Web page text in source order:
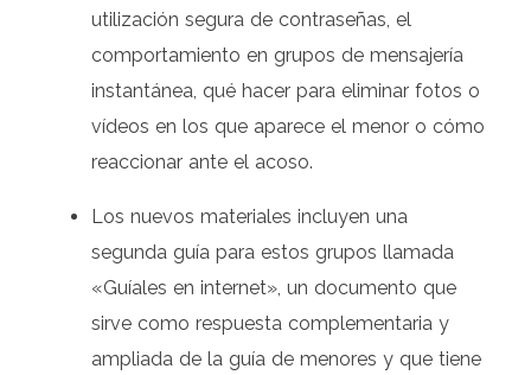
utilización segura de contraseñas, el
comportamiento en grupos de mensajería
instantánea, qué hacer para eliminar fotos o
vídeos en los que aparece el menor o cómo
reaccionar ante el acoso.
Los nuevos materiales incluyen una
segunda guía para estos grupos llamada
«Guíales en internet», un documento que
sirve como respuesta complementaria y
ampliada de la guía de menores y que tiene